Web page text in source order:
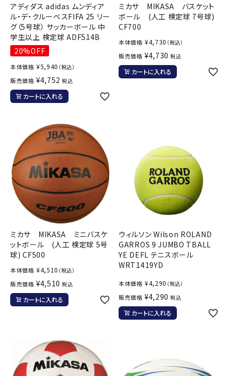
アディダス adidas ムンディア
ル・デ・クルーベスFIFA 25 リー
グ（5号球） サッカーボール 中
学生以上 検定球 ADF514B
20%OFF
本体価格 ¥5,940 （税込）
販売価格 ¥4,752 税込
カートに入れる
ミカサ MIKASA バスケット
ボール (人工 検定球 7号球)
CF700
本体価格 ¥4,730 （税込）
販売価格 ¥4,730 税込
カートに入れる
ミカサ MIKASA ミニバスケ
ットボール (人工 検定球 5号
球) CF500
本体価格 ¥4,510 （税込）
販売価格 ¥4,510 税込
カートに入れる
ウィルソン Wilson ROLAND
GARROS 9 JUMBO TBALL
YE DEFL テニスボール
WRT1419YD
本体価格 ¥4,290 （税込）
販売価格 ¥4,290 税込
カートに入れる